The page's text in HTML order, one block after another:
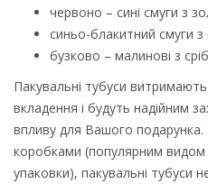
червоно – сині смуги з
синьо-блакитний смуги з
бузково – малинові з
Пакувальні тубуси
вкладення і будуть надійним
впливу для Вашого подарунка.
коробками (популярним видом
упаковки), пакувальні тубуси